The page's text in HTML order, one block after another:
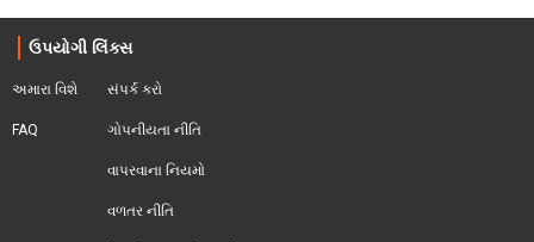
ઉપયોગી લિંક્સ
અમારા વિશે
FAQ
સંપર્ક કરો
ગોપનીયતા નીતિ
વાપરવાના નિયમો
વળતર નીતિ